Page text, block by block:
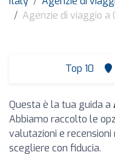
Agenzie di viaggio a
Top 10
Questa è la tua guida a
Abbiamo raccolto le
valutazioni e
scegliere con fiducia.